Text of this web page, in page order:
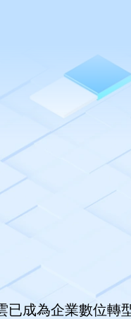
成為企業數位轉